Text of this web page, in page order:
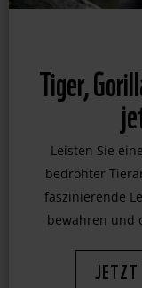
Tiger,
Leisten Sie
bedrohter
faszinierende